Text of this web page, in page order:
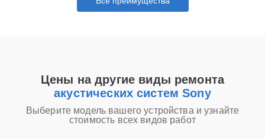
Цены на другие виды ремонта
акустических систем Sony
Выберите модель вашего устройства и узнайте
стоимость всех видов работ